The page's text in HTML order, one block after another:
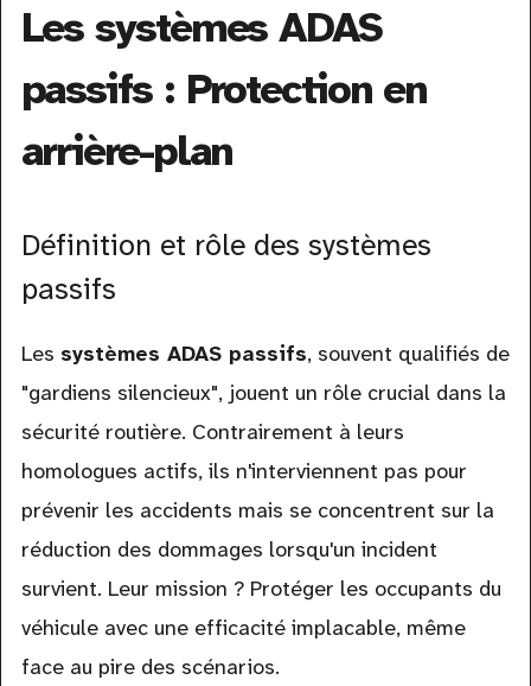
Les systèmes ADAS
passifs : Protection en
arrière-plan
Définition et rôle des systèmes
passifs
Les systèmes ADAS passifs, souvent qualifiés de
"gardiens silencieux", jouent un rôle crucial dans la
sécurité routière. Contrairement à leurs
homologues actifs, ils n'interviennent pas pour
prévenir les accidents mais se concentrent sur la
réduction des dommages lorsqu'un incident
survient. Leur mission ? Protéger les occupants du
véhicule avec une efficacité implacable, même
face au pire des scénarios.